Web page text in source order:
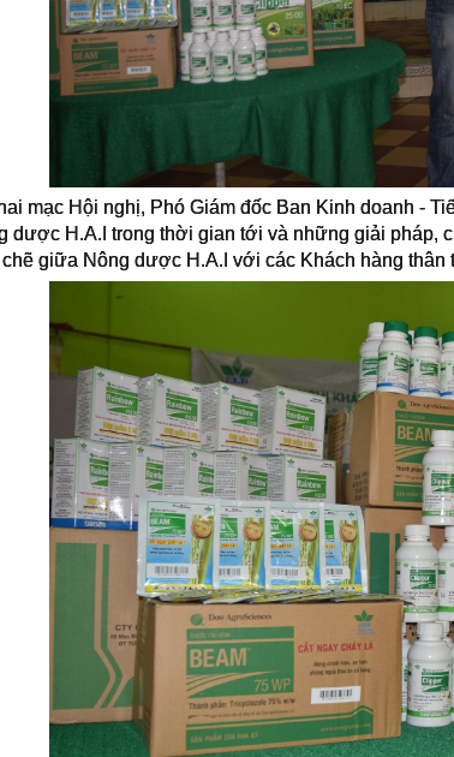
mạc Hội nghị, Phó Giám đốc Ban Kinh doanh -
dược H.A.I trong thời gian tới và những giải pháp,
giữa Nông dược H.A.I với các Khách hàng thân